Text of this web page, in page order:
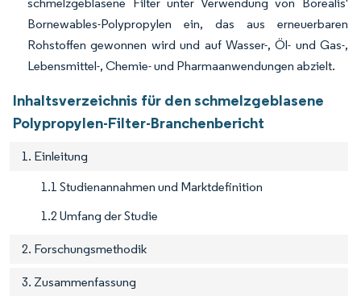
Bornewables-Polypropylen ein, das aus erneuerbaren
Rohstoffen gewonnen wird und auf Wasser-, Öl- und Gas-,
Lebensmittel-, Chemie- und Pharmaanwendungen abzielt.
Inhaltsverzeichnis für den schmelzgeblasene
Polypropylen-Filter-Branchenbericht
1. Einleitung
1.1 Studienannahmen und Marktdefinition
1.2 Umfang der Studie
2. Forschungsmethodik
3. Zusammenfassung